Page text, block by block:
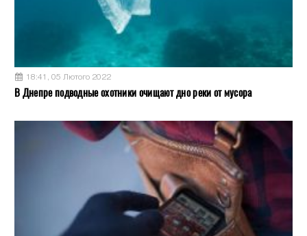
18:41, 05 Лютого 2022
В Днепре подводные охотники очищают дно реки от мусора